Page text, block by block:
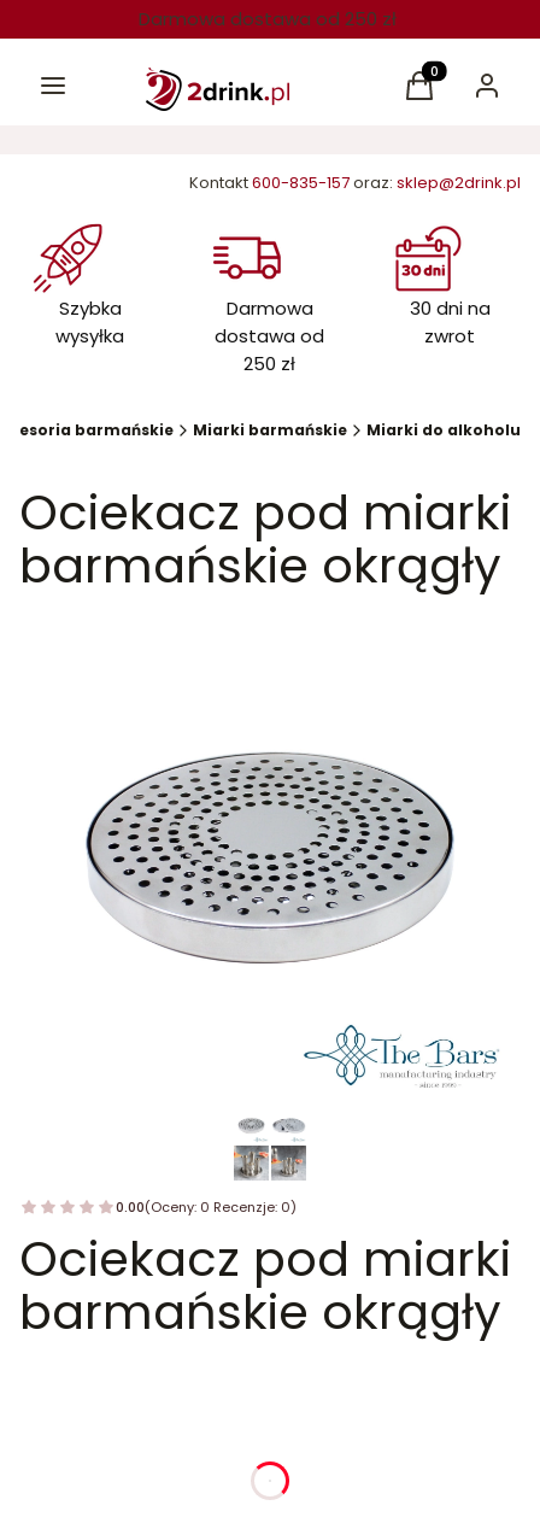
Darmowa dostawa od 250 zł
Menu Produkty w
Koszyk Zaloguj
Kontakt600-835-157oraz: sklep@2drink.pl
Szybka
wysyłka
Darmowa
dostawa od
250 zł
30 dni na
zwrot
barmańskie Miarki barmańskie Miarki do alkoholu
Ociekacz pod miarki
barmańskie okrągły
0.00(Oceny: 0 Recenzje: 0)
Ociekacz pod miarki
barmańskie okrągły
godziny